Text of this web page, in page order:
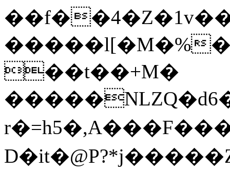
�����l[�M�%
��t��+M�